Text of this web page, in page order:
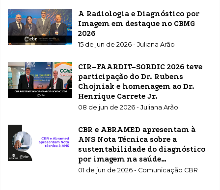
A Radiologia e Diagnóstico por
Imagem em destaque no CBMG
2026
15 de jun de 2026 - Juliana Arão
CIR–FAARDIT–SORDIC 2026 teve
participação do Dr. Rubens
Chojniak e homenagem ao Dr.
Henrique Carrete Jr.
08 de jun de 2026 - Juliana Arão
CBR e ABRAMED apresentam à
ANS Nota Técnica sobre a
sustentabilidade do diagnóstico
por imagem na saúde
suplementar
01 de jun de 2026 - Comunicação CBR